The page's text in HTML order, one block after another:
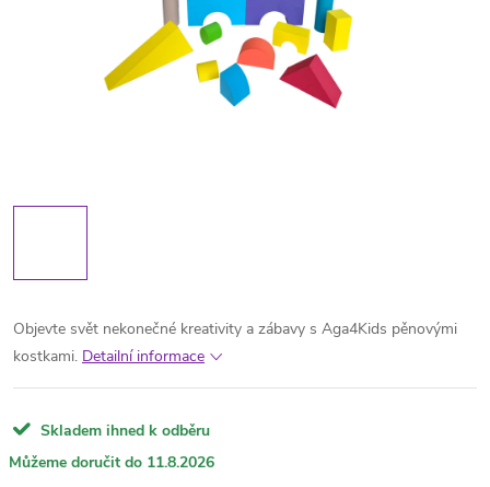
Objevte svět nekonečné kreativity a zábavy s Aga4Kids pěnovými
kostkami. Detailní informace
Skladem ihned k odběru
11.8.2026